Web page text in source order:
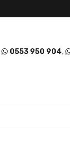
0553 950 904,